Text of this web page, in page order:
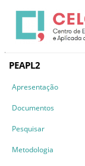
PEAPL2
Apresentação
Documentos
Pesquisar
Metodologia